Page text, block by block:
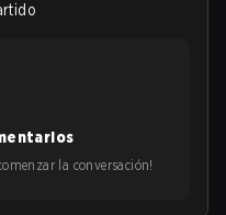
la conversación!